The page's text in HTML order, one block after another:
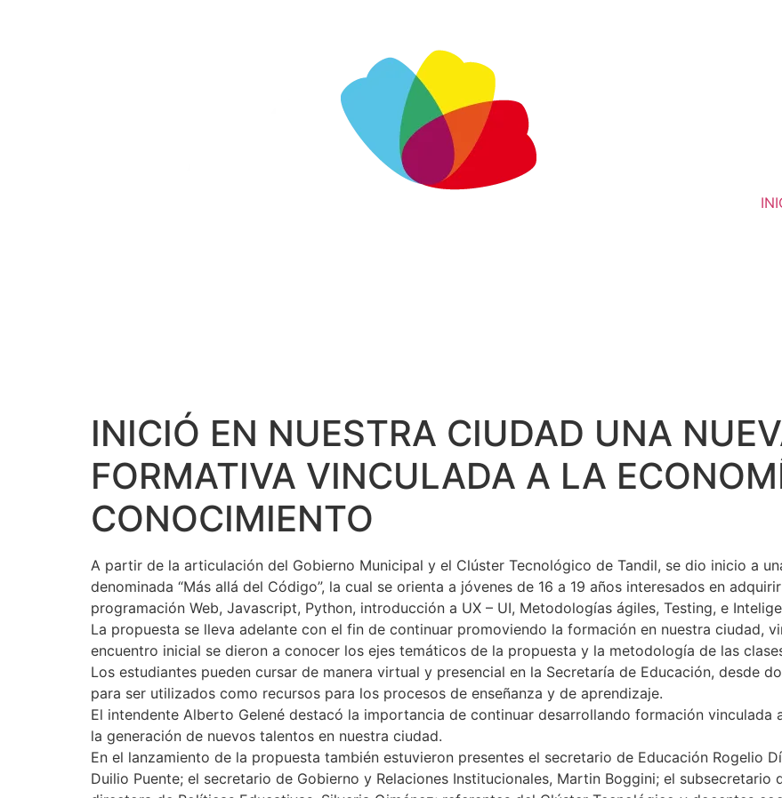
INICIÓ EN NUESTRA CIUDAD UNA
FORMATIVA VINCULADA A LA
CONOCIMIENTO
A partir de la articulación del Gobierno Municipal y el Clúster Tecnológico de Tandil, se dio inicio a
denominada “Más allá del Código”, la cual se orienta a jóvenes de 16 a 19 años interesados en
programación Web, Javascript, Python, introducción a UX – UI, Metodologías ágiles, Testing, e
La propuesta se lleva adelante con el fin de continuar promoviendo la formación en nuestra ciudad,
encuentro inicial se dieron a conocer los ejes temáticos de la propuesta y la metodología de las
Los estudiantes pueden cursar de manera virtual y presencial en la Secretaría de Educación, desde
para ser utilizados como recursos para los procesos de enseñanza y de aprendizaje.
El intendente Alberto Gelené destacó la importancia de continuar desarrollando formación vinculada
la generación de nuevos talentos en nuestra ciudad.
En el lanzamiento de la propuesta también estuvieron presentes el secretario de Educación Rogelio
Duilio Puente; el secretario de Gobierno y Relaciones Institucionales, Martin Boggini; el subsecretario